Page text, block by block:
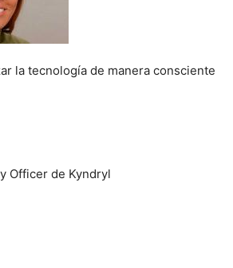
la tecnología de manera consciente
Officer de Kyndryl